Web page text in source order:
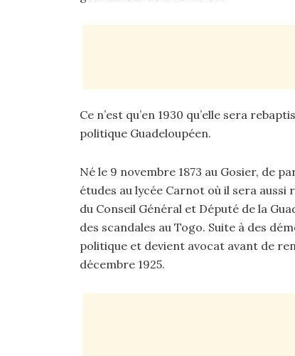
Ce n’est qu’en 1930 qu’elle sera
politique Guadeloupéen.
Né le 9 novembre 1873 au Gosier, de
études au lycée Carnot où il sera
du Conseil Général et Député de la
des scandales au Togo. Suite à des
politique et devient avocat avant de
décembre 1925.